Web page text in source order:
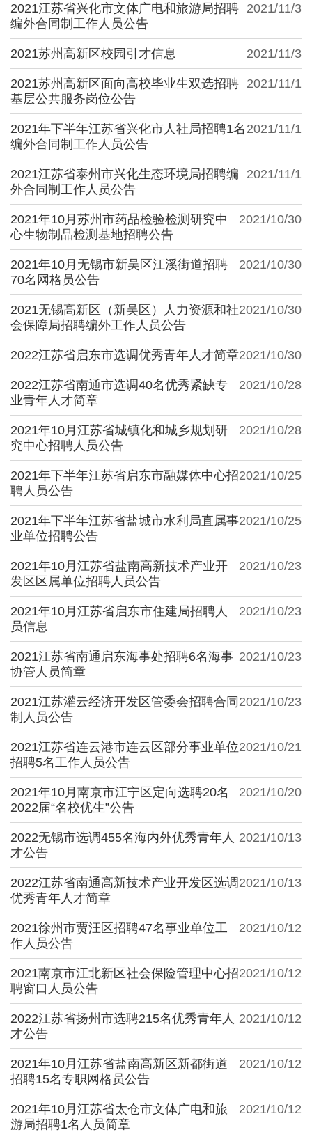
2021/11/3
2021江苏省兴化市文体广电和旅游局招聘
编外合同制工作人员公告
2021/11/3
2021苏州高新区校园引才信息
2021/11/1
2021苏州高新区面向高校毕业生双选招聘
基层公共服务岗位公告
2021/11/1
2021年下半年江苏省兴化市人社局招聘1名
编外合同制工作人员公告
2021/11/1
2021江苏省泰州市兴化生态环境局招聘编
外合同制工作人员公告
2021/10/30
2021年10月苏州市药品检验检测研究中
心生物制品检测基地招聘公告
2021/10/30
2021年10月无锡市新吴区江溪街道招聘
70名网格员公告
2021/10/30
2021无锡高新区（新吴区）人力资源和社
会保障局招聘编外工作人员公告
2021/10/30
2022江苏省启东市选调优秀青年人才简章
2021/10/28
2022江苏省南通市选调40名优秀紧缺专
业青年人才简章
2021/10/28
2021年10月江苏省城镇化和城乡规划研
究中心招聘人员公告
2021/10/25
2021年下半年江苏省启东市融媒体中心招
聘人员公告
2021/10/25
2021年下半年江苏省盐城市水利局直属事
业单位招聘公告
2021/10/23
2021年10月江苏省盐南高新技术产业开
发区区属单位招聘人员公告
2021/10/23
2021年10月江苏省启东市住建局招聘人
员信息
2021/10/23
2021江苏省南通启东海事处招聘6名海事
协管人员简章
2021/10/23
2021江苏灌云经济开发区管委会招聘合同
制人员公告
2021/10/21
2021江苏省连云港市连云区部分事业单位
招聘5名工作人员公告
2021/10/20
2021年10月南京市江宁区定向选聘20名
2022届“名校优生”公告
2021/10/13
2022无锡市选调455名海内外优秀青年人
才公告
2021/10/13
2022江苏省南通高新技术产业开发区选调
优秀青年人才简章
2021/10/12
2021徐州市贾汪区招聘47名事业单位工
作人员公告
2021/10/12
2021南京市江北新区社会保险管理中心招
聘窗口人员公告
2021/10/12
2022江苏省扬州市选聘215名优秀青年人
才公告
2021/10/12
2021年10月江苏省盐南高新区新都街道
招聘15名专职网格员公告
2021/10/12
2021年10月江苏省太仓市文体广电和旅
游局招聘1名人员简章